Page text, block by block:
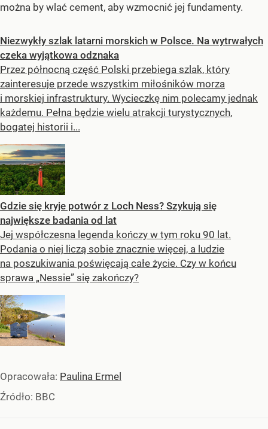
można by wlać cement, aby wzmocnić jej fundamenty.
Niezwykły szlak latarni morskich w Polsce. Na wytrwałych
czeka wyjątkowa odznaka
Przez północną część Polski przebiega szlak, który
zainteresuje przede wszystkim miłośników morza
i morskiej infrastruktury. Wycieczkę nim polecamy jednak
każdemu. Pełna będzie wielu atrakcji turystycznych,
bogatej historii i...
Gdzie się kryje potwór z Loch Ness? Szykują się
największe badania od lat
Jej współczesna legenda kończy w tym roku 90 lat.
Podania o niej liczą sobie znacznie więcej, a ludzie
na poszukiwania poświęcają całe życie. Czy w końcu
sprawa „Nessie” się zakończy?
Opracowała: Paulina Ermel
Źródło: BBC